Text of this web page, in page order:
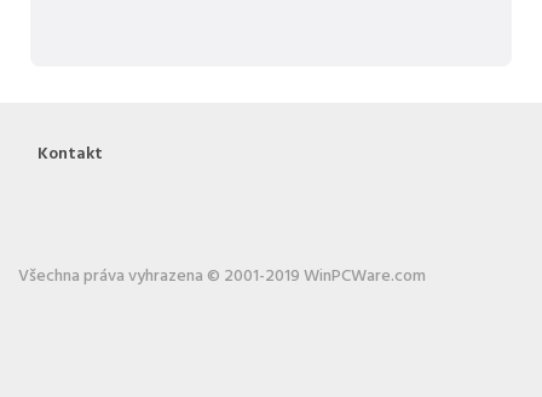
Kontakt
Všechna práva vyhrazena © 2001-2019 WinPCWare.com